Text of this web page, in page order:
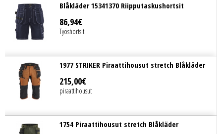
Blåkläder 15341370 Riipputaskushortsit
86,94€
Työshortsit
1977 STRIKER Piraattihousut stretch Blåkläder
215,00€
piraattihousut
1754 Piraattihousut stretch Blåkläder